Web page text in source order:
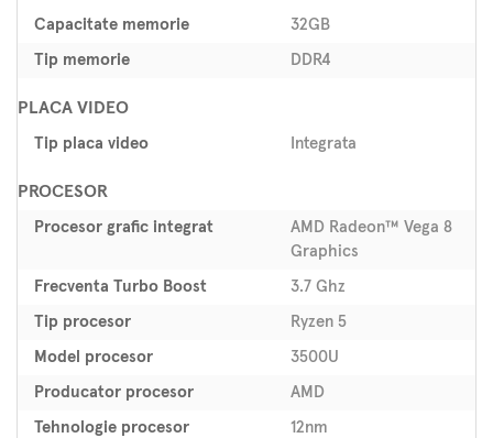
Capacitate memorie 32GB
Tip memorie DDR4
PLACA VIDEO
Tip placa video Integrata
PROCESOR
Procesor grafic integrat
AMD Radeon™ Vega 8
Graphics
Frecventa Turbo Boost 3.7 Ghz
Tip procesor Ryzen 5
Model procesor 3500U
Producator procesor AMD
Tehnologie procesor 12nm